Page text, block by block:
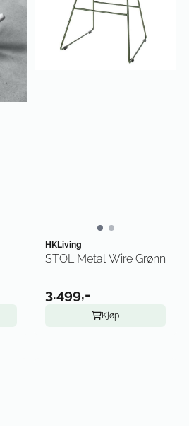
HKLiving
STOL Metal Wire Grønn
3.499,-
Kjøp